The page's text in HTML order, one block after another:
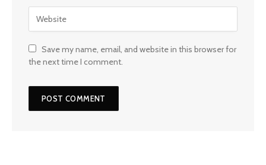
Save my name, email, and website in this browser for
the next time I comment.